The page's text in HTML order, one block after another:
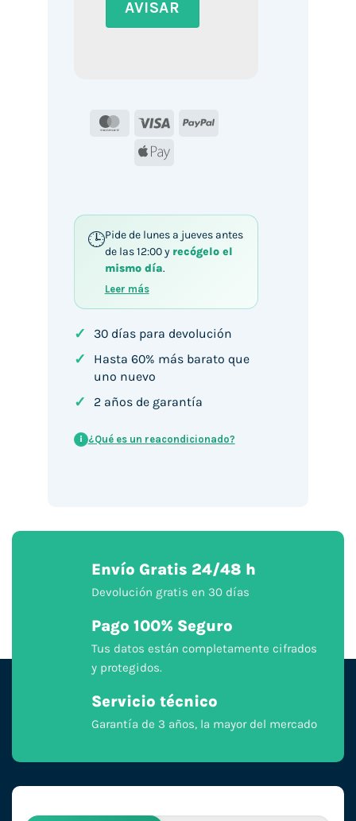
MasterCard
Visa
PayPal
Apple
Pide de lunes a jueves antes
de las 12:00 y recógelo el
mismo día.
Leer más
✓ 30 días para devolución
✓
Hasta 60% más barato que
uno nuevo
✓ 2 años de garantía
i ¿Qué es un reacondicionado?
Envío Gratis 24/48 h
Devolución gratis en 30 días
Pago 100% Seguro
Tus datos están completamente cifrados
y protegidos.
Servicio técnico
Garantía de 3 años, la mayor del mercado